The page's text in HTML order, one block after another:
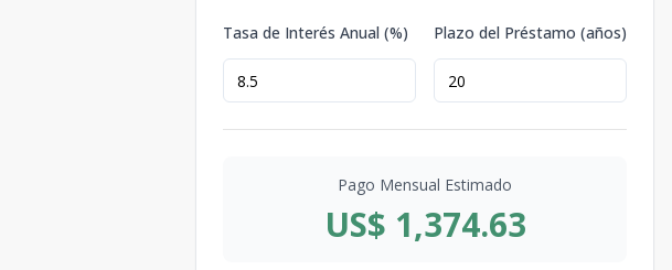
Tasa de Interés Anual (%) Plazo del Préstamo (años)
Pago Mensual Estimado
US$ 1,374.63